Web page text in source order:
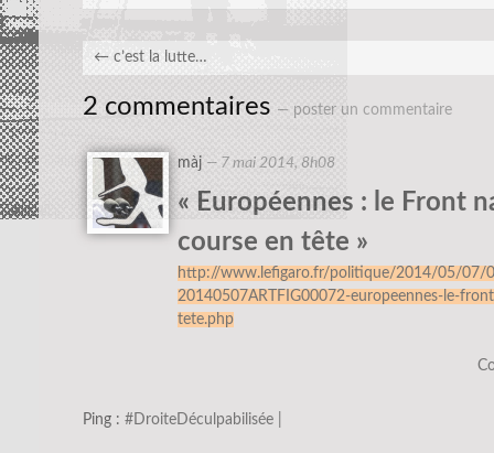
← c’est la lutte…
2 commentaires — poster un commentaire
màj — 7 mai 2014, 8h08
« Européennes : le Front
course en tête »
http://www.lefigaro.fr/politique/2014/05/07/
20140507ARTFIG00072-europeennes-le-
tete.php
Ping : #DroiteDéculpabilisée |